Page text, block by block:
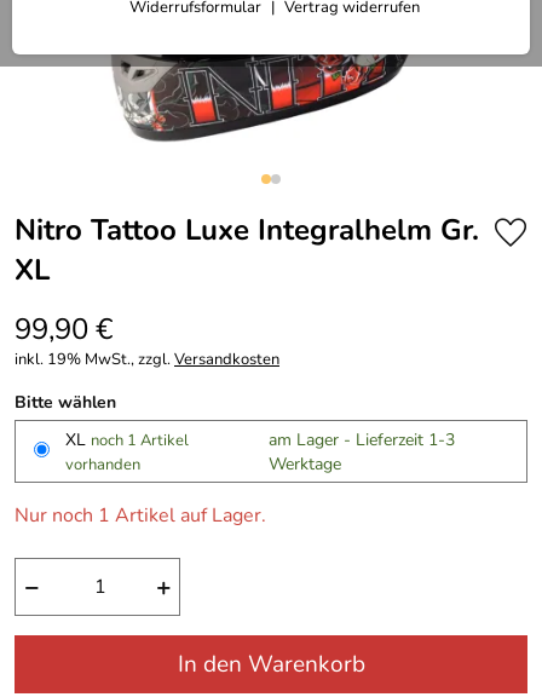
Widerrufsformular
Vertrag widerrufen
Nitro Tattoo Luxe Integralhelm Gr.
XL
99,90 €
inkl. 19% MwSt., zzgl.Versandkosten
Bitte wählen
XL noch 1 Artikel
vorhanden
am Lager - Lieferzeit 1-3
Werktage
Nur noch 1 Artikel auf Lager.
− +
In den Warenkorb